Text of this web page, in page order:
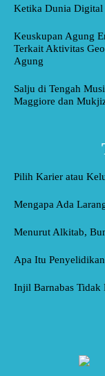
Ketika Dunia Digital
Keuskupan Agung
Terkait Aktivitas
Agung
Salju di Tengah
Maggiore dan
Pilih Karier atau
Mengapa Ada
Menurut Alkitab,
Apa Itu
Injil Barnabas Tidak